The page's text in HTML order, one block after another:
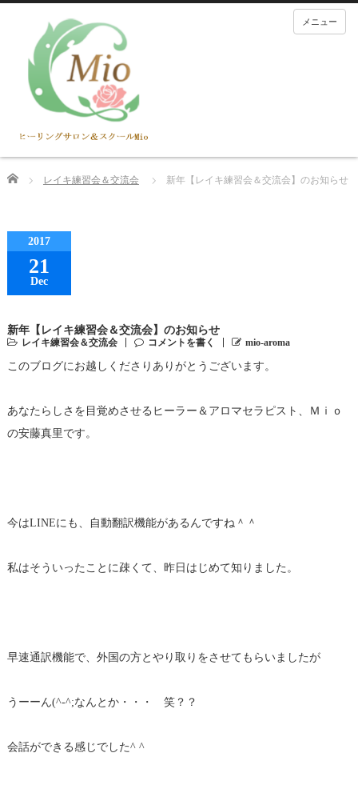
メニュー
Home レイキ練習会＆交流会 新年【レイキ練習会＆交流会】のお知らせ
2017
21
Dec
新年【レイキ練習会＆交流会】のお知らせ
レイキ練習会＆交流会 コメントを書く mio-aroma
このブログにお越しくださりありがとうございます。
あなたらしさを目覚めさせるヒーラー＆アロマセラピスト、Ｍｉｏ
の安藤真里です。
今はLINEにも、自動翻訳機能があるんですね＾＾
私はそういったことに疎くて、昨日はじめて知りました。
早速通訳機能で、外国の方とやり取りをさせてもらいましたが
うーーん(^-^;なんとか・・・ 笑？？
会話ができる感じでした^ ^